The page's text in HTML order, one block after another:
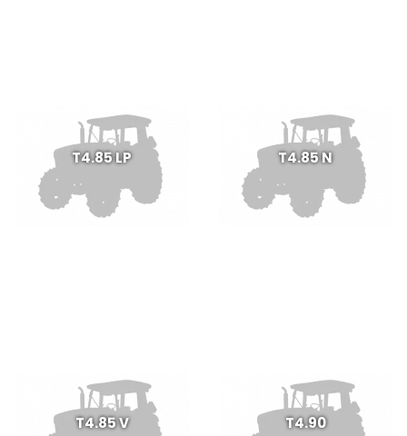
T4.85 LP T4.85 N
T4.85 V T4.90